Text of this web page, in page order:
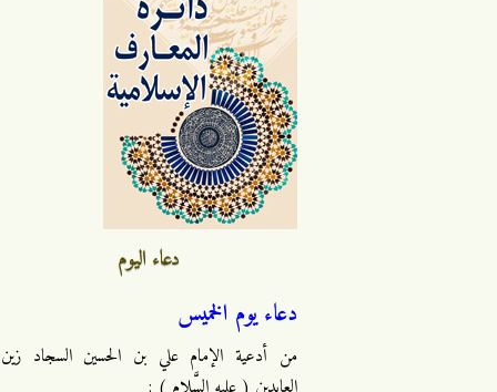
دعاء اليوم
دعاء يوم الخميس
من أدعية الإمام علي بن الحسين السجاد زين